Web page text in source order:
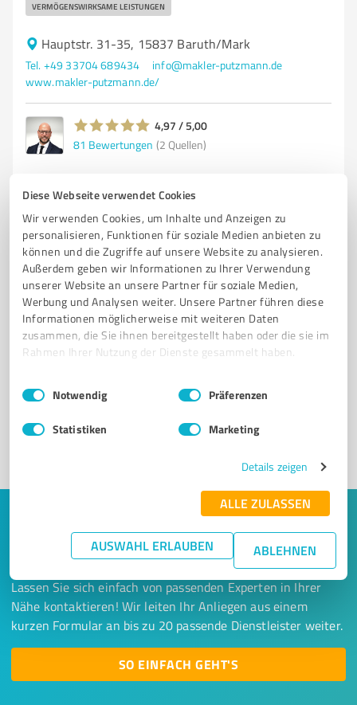
Diese Webseite verwendet Cookies
Wir verwenden Cookies, um Inhalte und Anzeigen zu
personalisieren, Funktionen für soziale Medien anbieten zu
können und die Zugriffe auf unsere Website zu analysieren.
Außerdem geben wir Informationen zu Ihrer Verwendung
unserer Website an unsere Partner für soziale Medien,
Werbung und Analysen weiter. Unsere Partner führen diese
Informationen möglicherweise mit weiteren Daten
zusammen, die Sie ihnen bereitgestellt haben oder die sie im
Rahmen Ihrer Nutzung der Dienste gesammelt haben.
Impressum Datenschutzbestimmungen
Einwilligungsauswahl
Notwendig Präferenzen
Statistiken Marketing
Details zeigen
ALLE ZULASSEN
AUSWAHL ERLAUBEN ABLEHNEN
VERMÖGENSWIRKSAME LEISTUNGEN
Hauptstr. 31-35, 15837 Baruth/Mark
Tel. +49 33704 689434
info@makler-putzmann.de
www.makler-putzmann.de/
4,97 / 5,00
81 Bewertungen (2 Quellen)
Sie möchten auch hier gelistet werden?
Kunden empfohlener ProvenExpert!
Keine Zeit für lange Recherchen und E-
Mails? Jetzt Angebote empfangen!
Lassen Sie sich einfach von passenden Experten in Ihrer
Nähe kontaktieren! Wir leiten Ihr Anliegen aus einem
kurzen Formular an bis zu 20 passende Dienstleister weiter.
SO EINFACH GEHT'S